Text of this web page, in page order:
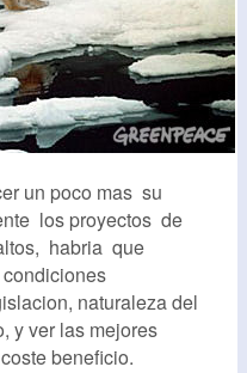
un poco mas su
los proyectos de
habria que
naturaleza del
y ver las mejores
beneficio.